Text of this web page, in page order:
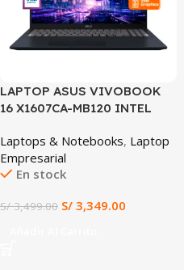
LAPTOP ASUS VIVOBOOK
16 X1607CA-MB120 INTEL
RAM 512GB SSD 16″ WUXGA
IPS WINDOWS 11 AZUL
(X1607CA-MB120)
Laptops & Notebooks, Laptop
Empresarial
En stock
S/3,499.00 S/ 3,349.00